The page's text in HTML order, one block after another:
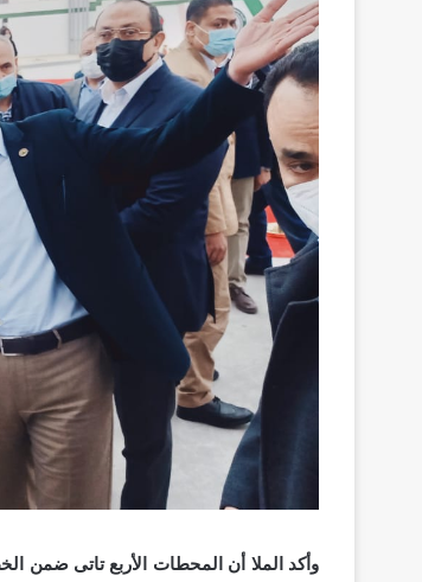
وأكد الملا أن المحطات الأربع تاتى ضمن